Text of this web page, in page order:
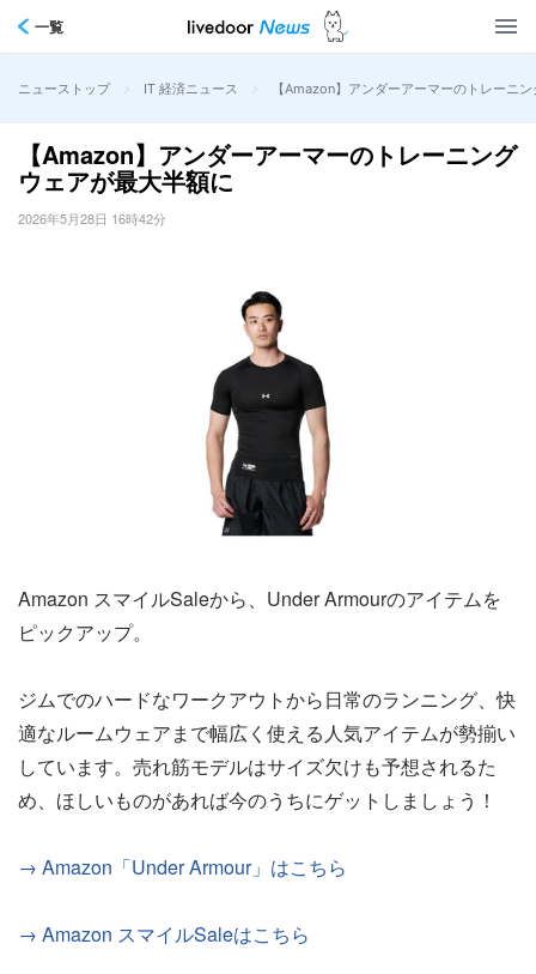
一覧
ニューストップ > IT 経済ニュース > 【Amazon】アンダーアーマーのトレーニ
【Amazon】アンダーアーマーのトレーニング
ウェアが最大半額に
2026年5月28日 16時42分
Amazon スマイルSaleから、Under Armourのアイテムを
ピックアップ。
ジムでのハードなワークアウトから日常のランニング、快
適なルームウェアまで幅広く使える人気アイテムが勢揃い
しています。売れ筋モデルはサイズ欠けも予想されるた
め、ほしいものがあれば今のうちにゲットしましょう！
→ Amazon「Under Armour」はこちら
→ Amazon スマイルSaleはこちら